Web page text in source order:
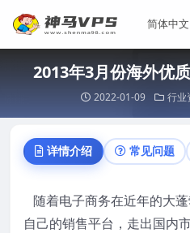
2013年3月份海外优
2022-01-09 行业
详情介绍 常见问题
随着电子商务在近年的大
自己的销售平台，走出国内